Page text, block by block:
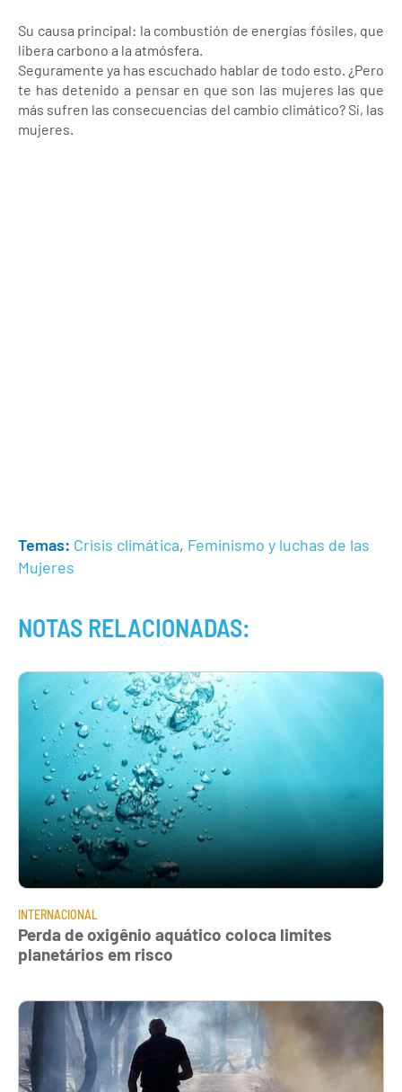
Su causa principal: la combustión de energías fósiles, que
libera carbono a la atmósfera.
Seguramente ya has escuchado hablar de todo esto. ¿Pero
te has detenido a pensar en que son las mujeres las que
más sufren las consecuencias del cambio climático? Sí, las
mujeres.
Temas: Crisis climática, Feminismo y luchas de las
Mujeres
NOTAS RELACIONADAS:
INTERNACIONAL
Perda de oxigênio aquático coloca limites
planetários em risco